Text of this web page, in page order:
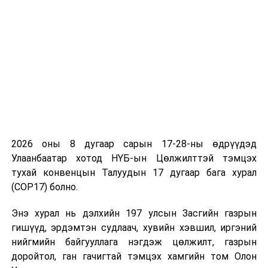
арга хэмжээнүүдийг үр дүнтэй хэрэгжүүлсээр
ирсэнд талархалтай байна хэмээлээ.
Форумын үеэр МБАНХ-ны гүйцэтгэх захирал
төлөв, цаашдын зорилт”, Доктор Н.Лхагважав
“Монгол орны бэлчээр судлалын өнгөрсөн, одоо,
ирээдүйн хандлага”, МБАНХ-ны удирдах зөвлөлийн
гишүүн Ц.Энх-Амгалан “Монгол сарлагийн хөөврийг
2026 оны 8 дугаар сарын 17-28-ны өдрүүдэд
Улаанбаатар хотод НҮБ-ын Цөлжилттэй тэмцэх
тухай конвенцын Талуудын 17 дугаар бага хурал
(COP17) болно.
Энэ хурал нь дэлхийн 197 улсын Засгийн газрын
гишүүд, эрдэмтэн судлаач, хувийн хэвшил, иргэний
нийгмийн байгууллага нэгдэж цөлжилт, газрын
доройтол, ган гачигтай тэмцэх хамгийн том Олон